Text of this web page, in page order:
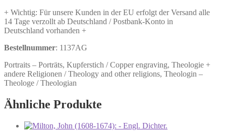
+ Wichtig: Für unsere Kunden in der EU erfolgt der Versand alle
14 Tage verzollt ab Deutschland / Postbank-Konto in
Deutschland vorhanden +
Bestellnummer: 1137AG
Portraits – Porträts, Kupferstich / Copper engraving, Theologie +
andere Religionen / Theology and other religions, Theologin –
Theologe / Theologian
Ähnliche Produkte